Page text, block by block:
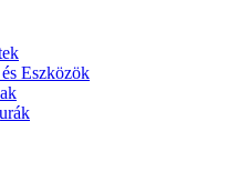
Eszközök